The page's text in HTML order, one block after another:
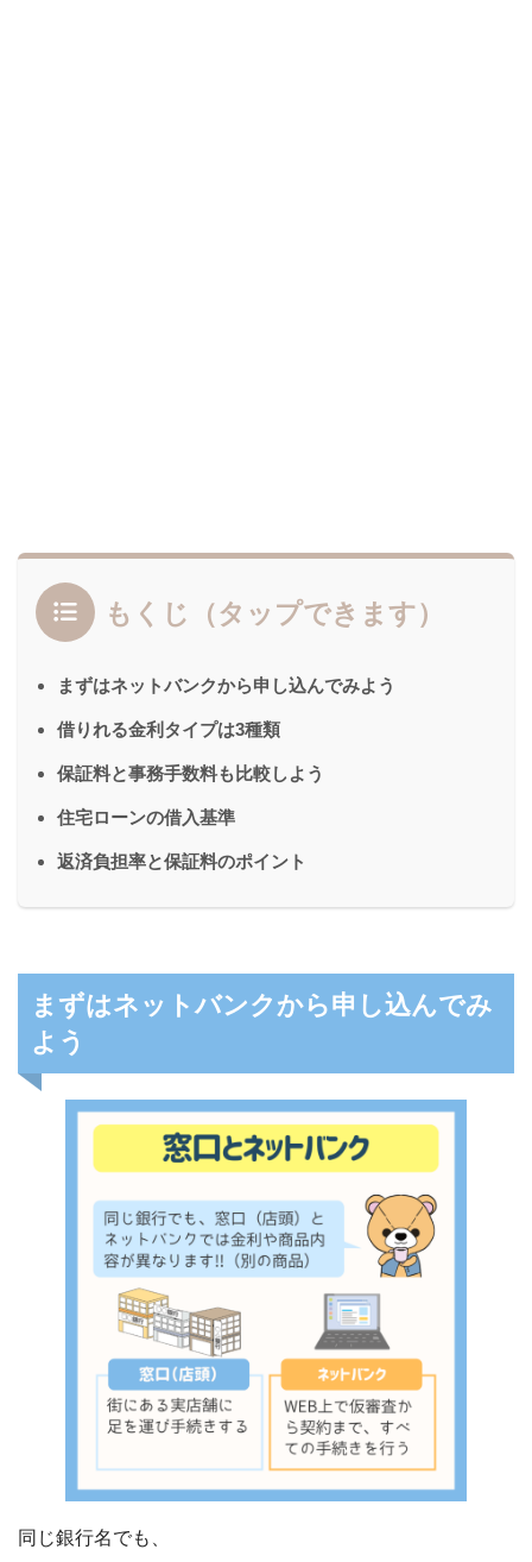
もくじ（タップできます）
まずはネットバンクから申し込んでみよう
借りれる金利タイプは3種類
保証料と事務手数料も比較しよう
住宅ローンの借入基準
返済負担率と保証料のポイント
まずはネットバンクから申し込んでみ
よう
同じ銀行名でも、